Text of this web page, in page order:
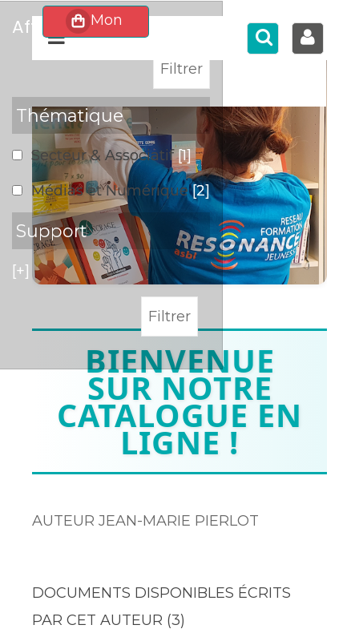
BIENVENUE
SUR NOTRE
CATALOGUE EN
LIGNE !
AUTEUR JEAN-MARIE PIERLOT
DOCUMENTS DISPONIBLES ÉCRITS
PAR CET AUTEUR (3)
affiner
Thématique
Secteur & Associatif[1]
Médias et Numérique[2]
Support
[+]